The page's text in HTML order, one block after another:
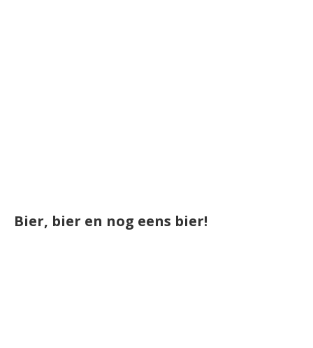
Bier, bier en nog eens bier!